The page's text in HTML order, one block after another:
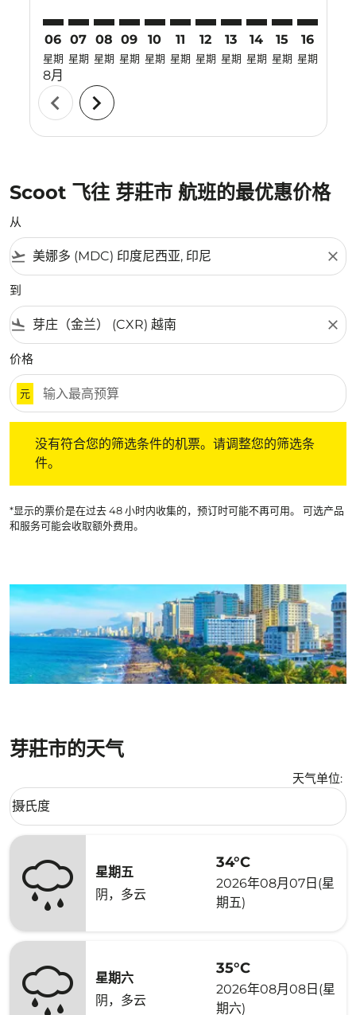
06
星期
8月
07
星期
08
星期
09
星期
10
星期
11
星期
12
星期
13
星期
14
星期
15
星期
16
星期
chevron_left chevron_right
Scoot 飞往 芽莊市 航班的最优惠价格
从
flight_takeoff close
到
flight_land close
价格
元
没有符合您的筛选条件的机票。请调整您的筛选条
件。
*显示的票价是在过去 48 小时内收集的，预订时可能不再可用。 可选产品
和服务可能会收取额外费用。
芽莊市的天气
天气单位:
Weather unit option 摄氏度 Selected
摄氏度
keyboard_arrow_down
星期五
阴，多云
34°C
2026年08月07日(星
期五)
星期六
阴，多云
35°C
2026年08月08日(星
期六)